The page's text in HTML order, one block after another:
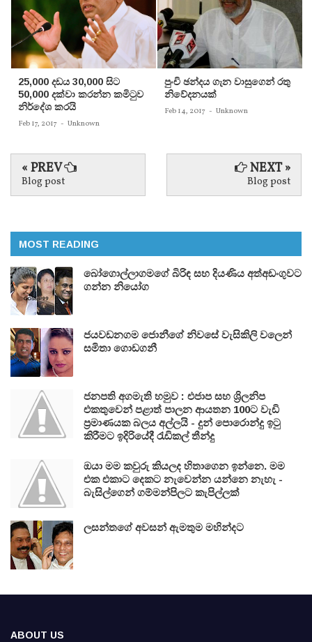
25,000 දඩය 30,000 සිට
50,000 දක්වා කරන්න කමිටුව
නිර්දේශ කරයි
Feb 17, 2017 - Unknown
පුංචි ඡන්දය ගැන වාසුගෙන් රතු
නිවේදනයක්‌
Feb 14, 2017 - Unknown
« PREV
Blog post
NEXT »
Blog post
MOST READING
බෝගොල්ලාගමගේ බිරිඳ සහ දියණිය අත්අඩංගුවට
ගන්න නියෝග
ජයවඩනගම ජොනීගේ නිවසේ වැසිකිලි වලෙන්
සමිතා ගොඩගනී
ජනපති අගමැති හමුව : එජාප සහ ශ්‍රිලනිප
එකතුවෙන් පළාත් පාලන ආයතන 100ට වැඩි
ප්‍රමාණයක බලය අල්ලයි - දුන් පොරොන්දු ඉටු
කිරීමට ඉදිරියේදී රැඩිකල් තීන්දු
ඔයා මම කවුරු කියලද හිතාගෙන ඉන්නෙ. මම
එක එකාට දෙකට නැවෙන්න යන්නෙ නැහැ -
බැසිල්ගෙන් ගම්මන්පිලට කැපිල්ලක්
ලසන්තගේ අවසන් ඇමතුම මහින්දට
ABOUT US